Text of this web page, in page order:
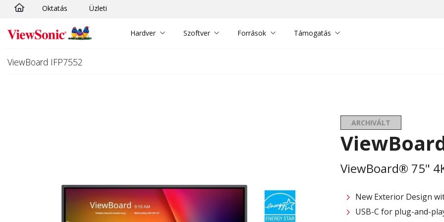
Ugrás a fő tartalomra
Oktatás Üzleti
Hardver Szoftver Források Támogatás
ViewBoard IFP7552
ARCHIVÁLT
ViewBoard® 75"
New Exterior Design
USB-C for plug-and-